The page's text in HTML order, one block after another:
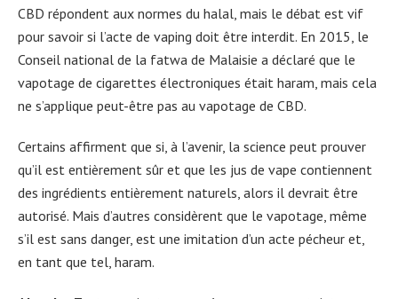
CBD répondent aux normes du halal, mais le débat est vif
pour savoir si l’acte de vaping doit être interdit. En 2015, le
Conseil national de la fatwa de Malaisie a déclaré que le
vapotage de cigarettes électroniques était haram, mais cela
ne s’applique peut-être pas au vapotage de CBD.
Certains affirment que si, à l’avenir, la science peut prouver
qu’il est entièrement sûr et que les jus de vape contiennent
des ingrédients entièrement naturels, alors il devrait être
autorisé. Mais d’autres considèrent que le vapotage, même
s’il est sans danger, est une imitation d’un acte pécheur et,
en tant que tel, haram.